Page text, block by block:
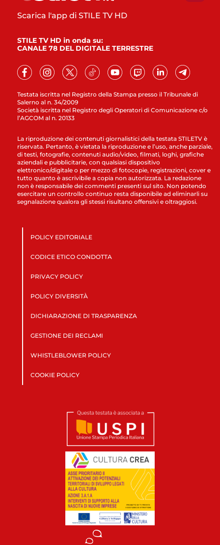
Testata iscritta nel Registro della Stampa presso il Tribunale di
Salerno al n. 34/2009
Società iscritta nel Registro degli Operatori di Comunicazione c/o
l’AGCOM al n. 20133
Scarica l'app di STILE TV HD
STILE TV HD in onda su:
CANALE 78 DEL DIGITALE TERRESTRE
La riproduzione dei contenuti giornalistici della testata STILETV è
riservata. Pertanto, è vietata la riproduzione e l’uso, anche parziale,
di testi, fotografie, contenuti audio/video, filmati, loghi, grafiche
aziendali e pubblicitarie, con qualsiasi dispositivo
elettronico/digitale o per mezzo di fotocopie, registrazioni, cover e
tutto quanto è ascrivibile a copia non autorizzata. La redazione
non è responsabile dei commenti presenti sul sito. Non potendo
esercitare un controllo continuo resta disponibile ad eliminarli su
segnalazione qualora gli stessi risultano offensivi e oltraggiosi.
POLICY EDITORIALE
CODICE ETICO CONDOTTA
PRIVACY POLICY
POLICY DIVERSITÀ
DICHIARAZIONE DI TRASPARENZA
GESTIONE DEI RECLAMI
WHISTLEBLOWER POLICY
COOKIE POLICY